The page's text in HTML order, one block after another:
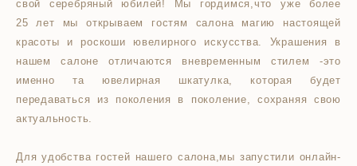
свой серебряный юбилей! Мы гордимся,что уже более
25 лет мы открываем гостям салона магию настоящей
красоты и роскоши ювелирного искусства. Украшения в
нашем салоне отличаются вневременным стилем -это
именно та ювелирная шкатулка, которая будет
передаваться из поколения в поколение, сохраняя свою
актуальность.
Для удобства гостей нашего салона,мы запустили онлайн-